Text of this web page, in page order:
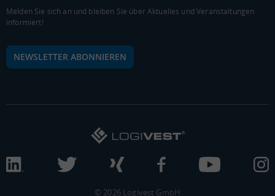
0 € 20.000 € 40.000 €
Bundesland
(LANDKREIS / KREISFREIE STADT)
Gesamt BIP je Erwerbstätigen BIP je Einwohner
Melden Sie sich an und bleiben Sie über Aktuelles und Veranstaltungen
informiert!
NEWSLETTER ABONNIEREN
© 2026 Logivest GmbH